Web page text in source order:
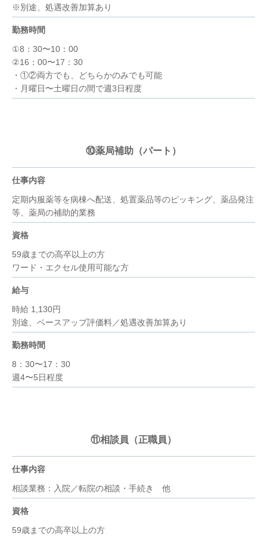
※別途、処遇改善加算あり
勤務時間
①8：30〜10：00
②16：00〜17：30
・①②両方でも、どちらかのみでも可能
・月曜日〜土曜日の間で週3日程度
⑩薬局補助（パート）
仕事内容
定期内服薬等を病棟へ配送、処置薬品等のピッキング、薬品発注
等、薬局の補助的業務
資格
59歳までの高卒以上の方
ワード・エクセル使用可能な方
給与
時給 1,130円
別途、ベースアップ評価料／処遇改善加算あり
勤務時間
8：30〜17：30
週4〜5日程度
⑪相談員（正職員）
仕事内容
相談業務：入院／転院の相談・手続き 他
資格
59歳までの高卒以上の方